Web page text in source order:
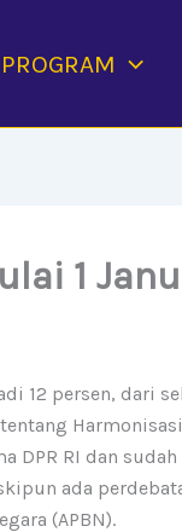
PROGRAM
1
12 persen, dari
RI dan
ada
(APBN).